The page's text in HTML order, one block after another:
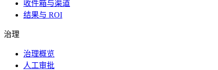
收件箱与渠道
结果与 ROI
治理
治理概览
人工审批